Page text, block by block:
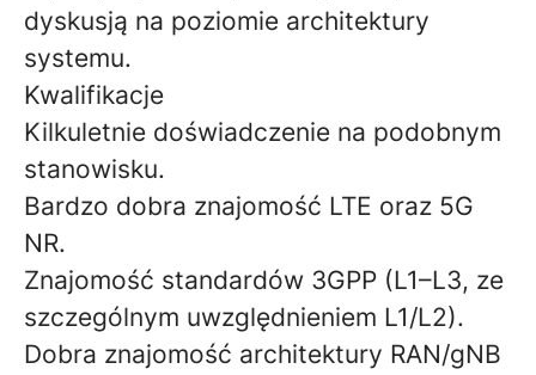
dyskusją na poziomie architektury
systemu.
Kwalifikacje
Kilkuletnie doświadczenie na podobnym
stanowisku.
Bardzo dobra znajomość LTE oraz 5G
NR.
Znajomość standardów 3GPP (L1–L3, ze
szczególnym uwzględnieniem L1/L2).
Dobra znajomość architektury RAN/gNB